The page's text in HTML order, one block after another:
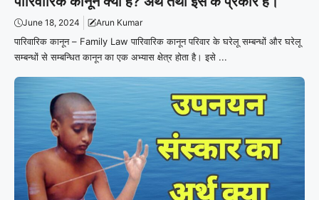
June 18, 2024 Arun Kumar
पारिवारिक कानून – Family Law पारिवारिक कानून परिवार के घरेलू सम्बन्धों और घरेलू
सम्बन्धों से सम्बन्धित कानून का एक अभ्यास क्षेत्र होता है। इसे ...